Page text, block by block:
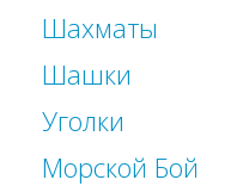
Шахматы
Шашки
Уголки
Морской Бой